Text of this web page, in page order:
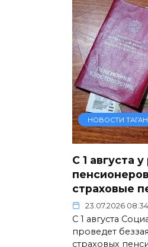
НОВОСТИ
С 1 августа
страховые
23.07.2026 08:34
С 1 августа
проведет
страховых